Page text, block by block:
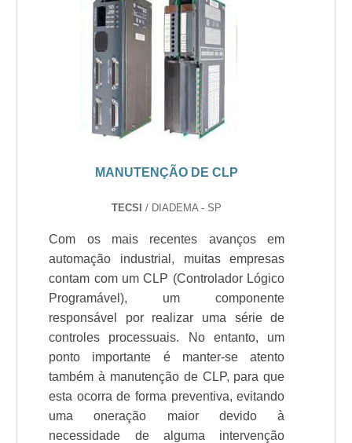
MANUTENÇÃO DE CLP
TECSI/ DIADEMA - SP
Com os mais recentes avanços em
automação industrial, muitas empresas
contam com um CLP (Controlador Lógico
Programável), um componente
responsável por realizar uma série de
controles processuais. No entanto, um
ponto importante é manter-se atento
também à manutenção de CLP, para que
esta ocorra de forma preventiva, evitando
uma oneração maior devido à
necessidade de alguma intervenção